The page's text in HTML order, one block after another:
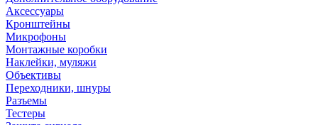
Аксессуары
Кронштейны
Микрофоны
Монтажные коробки
Наклейки, муляжи
Объективы
Переходники, шнуры
Разъемы
Тестеры